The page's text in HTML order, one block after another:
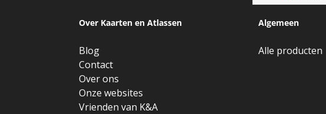
Over Kaarten en Atlassen
Blog
Contact
Over ons
Onze websites
Vrienden van K&A
Algemeen
Alle producten